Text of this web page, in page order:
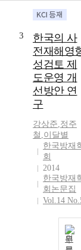
3
한국의 사
전재해영
성검토 제
도운영 개
선방안 연
구
강상준,정주
철 ,이달별
한국방재
회
2014
한국방재
회논문집
Vol.14
원